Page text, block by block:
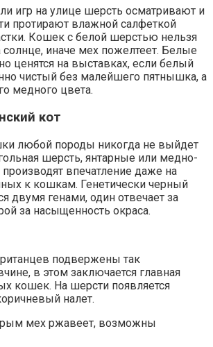
игр на улице шерсть осматривают и
протирают влажной салфеткой
Кошек с белой шерстью нельзя
иначе мех пожелтеет. Белые
ценятся на выставках, если белый
чистый без малейшего пятнышка, а
медного цвета.
кот
любой породы никогда не выйдет
шерсть, янтарные или медно-
впечатление даже на
к кошкам. Генетически черный
двумя генами, один отвечает за
за насыщенность окраса.
подвержены так
в этом заключается главная
кошек. На шерсти появляется
налет.
мех ржавеет, возможны